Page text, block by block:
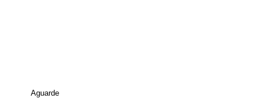
Aguarde